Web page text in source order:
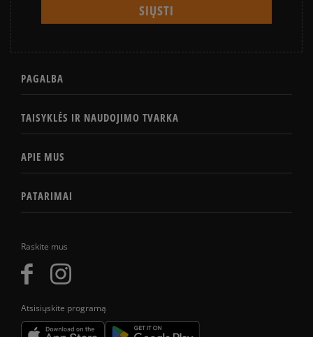
Raskite mus
Atsisiųskite programą
PAGALBA
TAISYKLĖS IR NAUDOJIMO TVARKA
APIE MUS
PATARIMAI